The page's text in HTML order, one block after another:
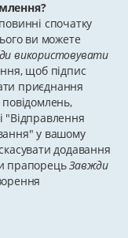
спочатку
ви можете
використовувати
щоб підпис
приєднання
"Відправлення
у вашому
додавання
прапорецьЗавжди